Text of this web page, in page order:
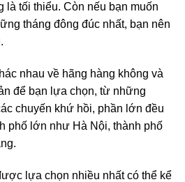
là tối thiểu. Còn nếu bạn muốn
tháng đông đúc nhất, bạn nên
nhau về hãng hàng không và
để bạn lựa chọn, từ những
chuyến khứ hồi, phần lớn đều
phố lớn như Hà Nội, thành phố
lựa chọn nhiều nhất có thể kể